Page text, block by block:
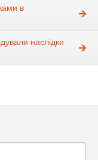
в
наслідки